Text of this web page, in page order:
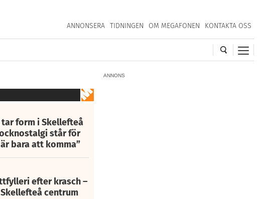
ANNONSERA TIDNINGEN OM MEGAFONEN KONTAKTA OSS
ANNONS
form i Skellefteå
står för
bara att komma”
efter krasch –
centrum